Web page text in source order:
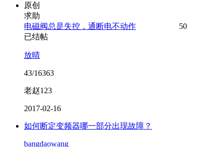
原创
求助
电磁阀总是失控，通断电不动作
50
已结帖
放晴
43/16363
老赵123
2017-02-16
如何断定变频器哪一部分出现故障？
bangdaowang